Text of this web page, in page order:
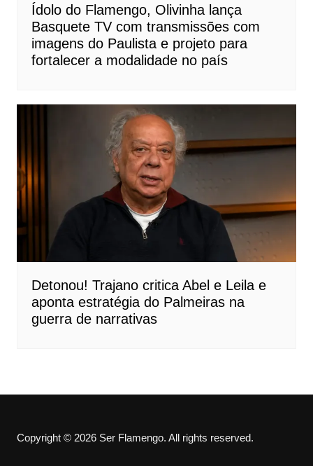
Ídolo do Flamengo, Olivinha lança
Basquete TV com transmissões com
imagens do Paulista e projeto para
fortalecer a modalidade no país
Detonou! Trajano critica Abel e Leila e
aponta estratégia do Palmeiras na
guerra de narrativas
Copyright © 2026 Ser Flamengo. All rights reserved.